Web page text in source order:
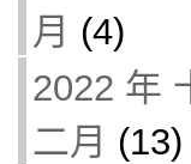
月 (4)
2022 年
二月 (13)